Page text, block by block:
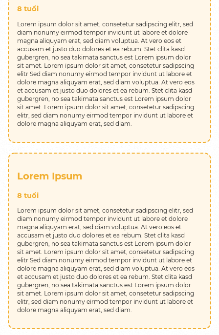
Các kỳ thi
Thi thử Mock Test
Thi thực hành Practice Test
Thi chính thức
Du học
Trại hè tiếng Anh Philippines
Du học Singapore
Về T.D.D
Sứ mệnh, tầm nhìn
Đội ngũ nhân viên
Học viên tiêu biểu
Lý do lựa chọn T.D.D
Sự kiện
8 tuổi
Lorem ipsum dolor sit amet, consetetur sadipscing elitr, sed
diam nonumy eirmod tempor invidunt ut labore et dolore
magna aliquyam erat, sed diam voluptua. At vero eos et
accusam et justo duo dolores et ea rebum. Stet clita kasd
gubergren, no sea takimata sanctus est Lorem ipsum dolor
sit amet. Lorem ipsum dolor sit amet, consetetur sadipscing
elitr Sed diam nonumy eirmod tempor invidunt ut labore et
dolore magna aliquyam erat, sed diam voluptua. At vero eos
et accusam et justo duo dolores et ea rebum. Stet clita kasd
gubergren, no sea takimata sanctus est Lorem ipsum dolor
sit amet. Lorem ipsum dolor sit amet, consetetur sadipscing
elitr, sed diam nonumy eirmod tempor invidunt ut labore et
dolore magna aliquyam erat, sed diam.
Lorem Ipsum
8 tuổi
Lorem ipsum dolor sit amet, consetetur sadipscing elitr, sed
diam nonumy eirmod tempor invidunt ut labore et dolore
magna aliquyam erat, sed diam voluptua. At vero eos et
accusam et justo duo dolores et ea rebum. Stet clita kasd
gubergren, no sea takimata sanctus est Lorem ipsum dolor
sit amet. Lorem ipsum dolor sit amet, consetetur sadipscing
elitr Sed diam nonumy eirmod tempor invidunt ut labore et
dolore magna aliquyam erat, sed diam voluptua. At vero eos
et accusam et justo duo dolores et ea rebum. Stet clita kasd
gubergren, no sea takimata sanctus est Lorem ipsum dolor
sit amet. Lorem ipsum dolor sit amet, consetetur sadipscing
elitr, sed diam nonumy eirmod tempor invidunt ut labore et
dolore magna aliquyam erat, sed diam.